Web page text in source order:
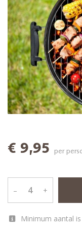
€ 9,95 per
– +
Minimum aantal is